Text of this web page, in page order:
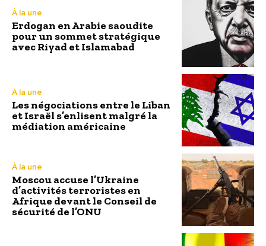
À la une
Erdogan en Arabie saoudite
pour un sommet stratégique
avec Riyad et Islamabad
À la une
Les négociations entre le Liban
et Israël s’enlisent malgré la
médiation américaine
À la une
Moscou accuse l’Ukraine
d’activités terroristes en
Afrique devant le Conseil de
sécurité de l’ONU